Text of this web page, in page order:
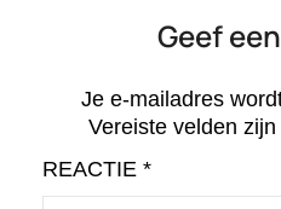
Geef
Je e-mailadres
Vereiste velden
REACTIE *